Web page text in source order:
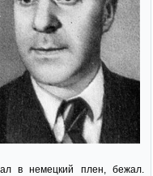
в немецкий плен, бежал.